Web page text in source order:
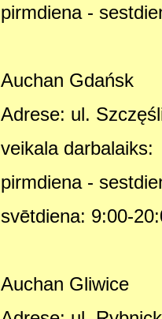
pirmdiena -
Auchan Gdańsk
Adrese: ul.
veikala darbalaiks:
pirmdiena -
svētdiena: 9:00-
Auchan Gliwice